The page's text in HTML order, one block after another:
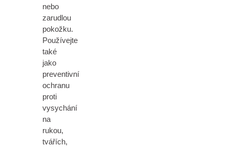
nebo
zarudlou
pokožku.
Používejte
také
jako
preventivní
ochranu
proti
vysychání
na
rukou,
tvářích,